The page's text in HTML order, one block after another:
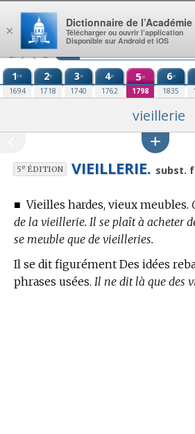
Aller au contenu
1re
1694
2e
1718
3e
1740
4e
1762
5e
1798
6e
1835
vieillerie
5eÉDITION VIEILLERIE. subst.
■Vieilles hardes, vieux meubles.
de la vieillerie. Il se plaît à acheter
se meuble que de vieilleries.
Il se dit figurément Des idées
phrases usées. Il ne dit là que des
×
Dictionnaire de l’Académie
Télécharger ou ouvrir l’application
Disponible sur Android et iOS